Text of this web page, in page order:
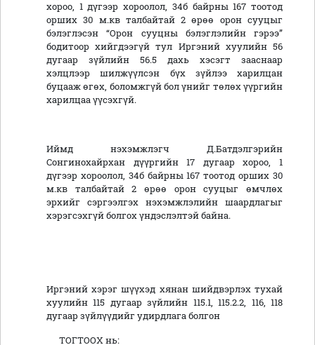
хороо, 1 дүгээр хороолол, 34б байрны 167 тоотод
орших 30 м.кв талбайтай 2 өрөө орон сууцыг
бэлэглэсэн “Орон сууцны бэлэглэлийн гэрээ”
бодитоор хийгдээгүй тул Иргэний хуулийн 56
дугаар зүйлийн 56.5 дахь хэсэгт зааснаар
хэлцлээр шилжүүлсэн бүх зүйлээ харилцан
буцааж өгөх, боломжгүй бол үнийг төлөх үүргийн
харилцаа үүсэхгүй.
Иймд нэхэмжлэгч Д.Батдэлгэрийн
Сонгинохайрхан дүүргийн 17 дугаар хороо, 1
дүгээр хороолол, 34б байрны 167 тоотод орших 30
м.кв талбайтай 2 өрөө орон сууцыг өмчлөх
эрхийг сэргээлгэх нэхэмжлэлийн шаардлагыг
хэрэгсэхгүй болгох үндэслэлтэй байна.
Иргэний хэрэг шүүхэд хянан шийдвэрлэх тухай
хуулийн 115 дугаар зүйлийн 115.1, 115.2.2, 116, 118
дугаар зүйлүүдийг удирдлага болгон
ТОГТООХ нь: